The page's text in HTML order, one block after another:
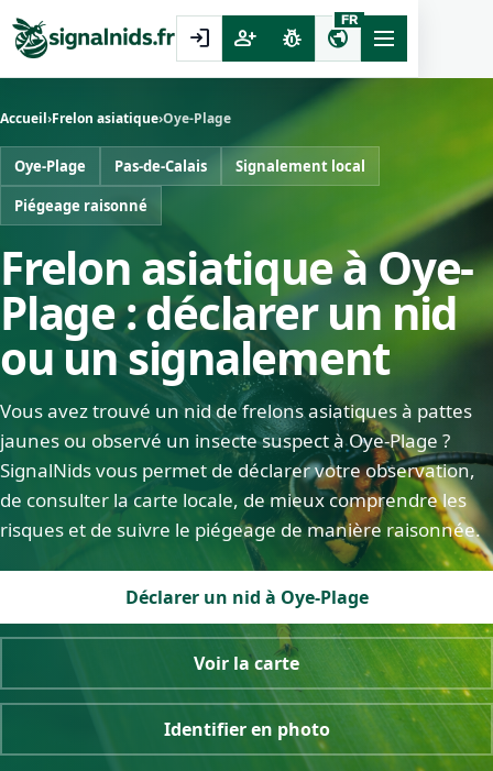
login person_add pest_control public
FR
Accueil›Frelon asiatique›Oye-Plage
Oye-Plage Pas-de-Calais
Signalement local
Piégeage raisonné
Frelon asiatique à Oye-
Plage : déclarer un nid
ou un signalement
Vous avez trouvé un nid de frelons asiatiques à pattes
jaunes ou observé un insecte suspect à Oye-Plage ?
SignalNids vous permet de déclarer votre observation,
de consulter la carte locale, de mieux comprendre les
risques et de suivre le piégeage de manière raisonnée.
Déclarer un nid à Oye-Plage
Voir la carte
Identifier en photo